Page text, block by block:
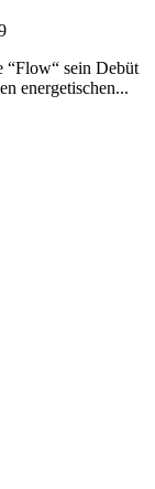
“Flow“ sein Debüt
energetischen...